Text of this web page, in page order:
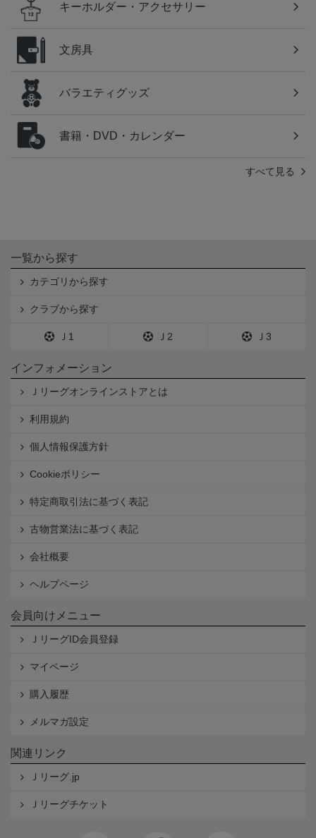
キーホルダー・アクセサリー
文房具
バラエティグッズ
書籍・DVD・カレンダー
すべて見る
一覧から探す
カテゴリから探す
クラブから探す
Ｊ1 Ｊ2 Ｊ3
インフォメーション
Ｊリーグオンラインストアとは
利用規約
個人情報保護方針
Cookieポリシー
特定商取引法に基づく表記
古物営業法に基づく表記
会社概要
ヘルプページ
会員向けメニュー
ＪリーグID会員登録
マイページ
購入履歴
メルマガ設定
関連リンク
Ｊリーグ.jp
Ｊリーグチケット